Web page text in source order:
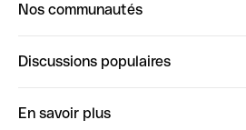
Nos communautés
ClubQonto
Discussions populaires
En savoir plus